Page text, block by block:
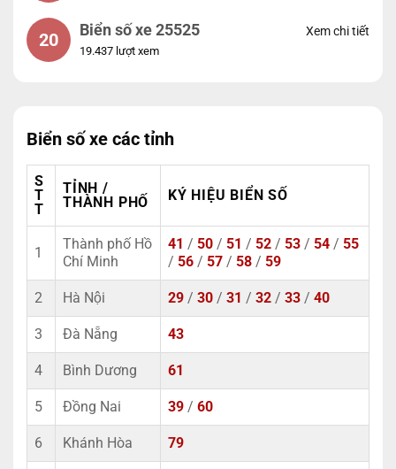
20 Biển số xe 25525
19.437 lượt xem
Xem chi tiết
Biển số xe các tỉnh
S
T
T
TỈNH /
THÀNH PHỐ
KÝ HIỆU BIỂN SỐ
1
Thành phố Hồ
Chí Minh
41 / 50 / 51 / 52 / 53 / 54 / 55
/ 56 / 57 / 58 / 59
2 Hà Nội 29 / 30 / 31 / 32 / 33 / 40
3 Đà Nẵng 43
4 Bình Dương 61
5 Đồng Nai 39 / 60
6 Khánh Hòa 79